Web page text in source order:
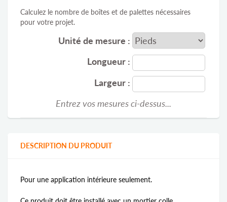
Calculez le nombre de boîtes et de palettes nécessaires
pour votre projet.
Unité de mesure :
Longueur :
Largeur :
Entrez vos mesures ci-dessus...
DESCRIPTION DU PRODUIT
Pour une application intérieure seulement.